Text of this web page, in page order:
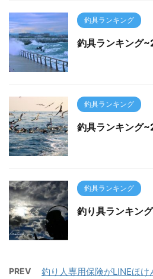
釣具ランキング
釣具ランキング
釣具ランキング
釣具ランキング
釣具ランキング
釣り具ランキン
PREV 釣り人専用保険がLINEほけ